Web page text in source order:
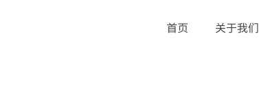
首页 关于我们